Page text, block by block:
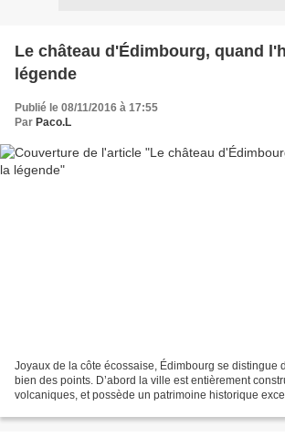
Le château d'Édimbourg, quand
légende
Publié le 08/11/2016 à 17:55
Par Paco.L
Joyaux de la côte écossaise, Édimbourg se distingue
bien des points. D’abord la ville est entièrement
volcaniques, et possède un patrimoine historique